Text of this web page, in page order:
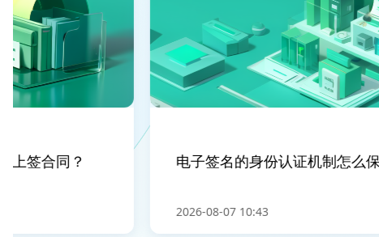
签合同？ 电子签名的身份认证机制怎么保障
2026-08-07 10:43